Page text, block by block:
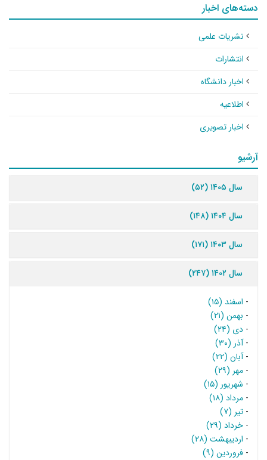
دسته‌های اخبار
نشریات علمی
انتشارات
اخبار دانشگاه
اطلاعیه
اخبار تصویری
آرشیو
سال ۱۴۰۵ (۵۲)
سال ۱۴۰۴ (۱۴۸)
سال ۱۴۰۳ (۱۷۱)
سال ۱۴۰۲ (۲۴۷)
- اسفند (۱۵)
- بهمن (۲۱)
- دی (۲۴)
-آذر (۳۰)
-آبان (۲۲)
- مهر (۲۹)
- شهریور (۱۵)
- مرداد (۱۸)
- تیر (۷)
- خرداد (۲۹)
- اردیبهشت (۲۸)
- فروردین (۹)